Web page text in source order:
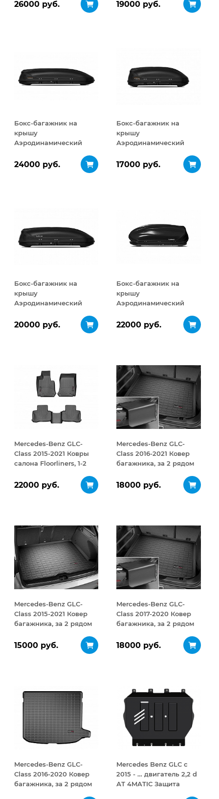
ДВУСТОРОННЕЕ
26000 руб.
ДВУСТОРОННЕЕ
19000 руб.
Бокс-багажник на
крышу
Аэродинамический
24000 руб.
Бокс-багажник на
крышу
Аэродинамический
17000 руб.
Бокс-багажник на
крышу
Аэродинамический
20000 руб.
Бокс-багажник на
крышу
Аэродинамический
ДВУСТОРОННЕЕ
22000 руб.
Mercedes-Benz GLC-
Class 2015-2021 Ковры
салона Floorliners, 1-2
22000 руб.
Mercedes-Benz GLC-
Class 2016-2021 Ковер
багажника, за 2 рядом
18000 руб.
Mercedes-Benz GLC-
Class 2015-2021 Ковер
багажника, за 2 рядом
15000 руб.
Mercedes-Benz GLC-
Class 2017-2020 Ковер
багажника, за 2 рядом
18000 руб.
Mercedes-Benz GLC-
Class 2016-2020 Ковер
багажника, за 2 рядом
Mercedes Benz GLC с
2015 - … двигатель 2,2 d
АТ 4MATIC Защита